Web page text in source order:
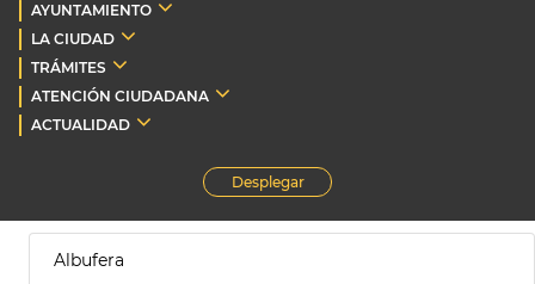
AYUNTAMIENTO
LA CIUDAD
TRÁMITES
ATENCIÓN CIUDADANA
ACTUALIDAD
Desplegar
Albufera